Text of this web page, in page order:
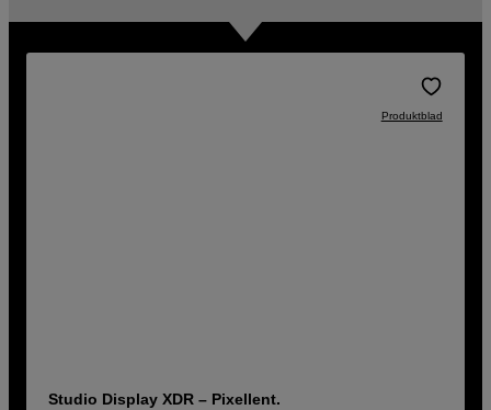
Produktblad
Studio Display XDR – Pixellent.